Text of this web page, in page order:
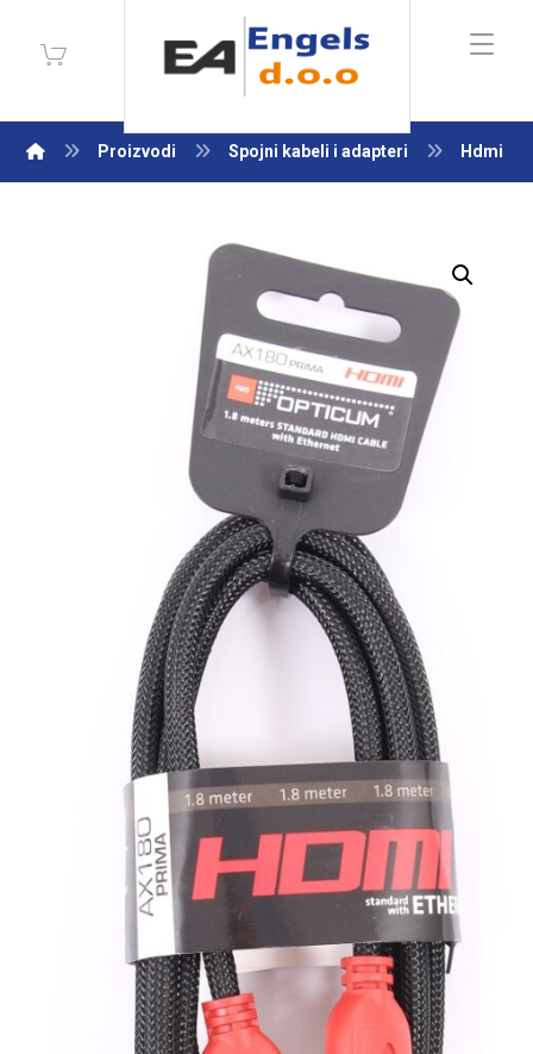
Proizvodi Spojni kabeli i adapteri Hdmi
Enlarge the image